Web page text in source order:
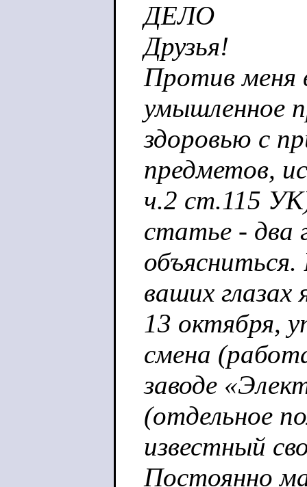
ДЕЛО
Друзья!
Против меня
умышленное
здоровью с
предметов,
ч.2 ст.115
статье - два
ваших
13 октября,
смена
заводе
(отдельное
известный
Постоянно